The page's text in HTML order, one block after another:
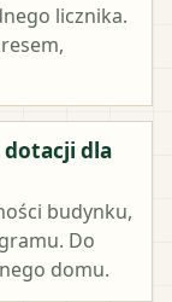
licznika.
dotacji dla
budynku,
Do
domu.